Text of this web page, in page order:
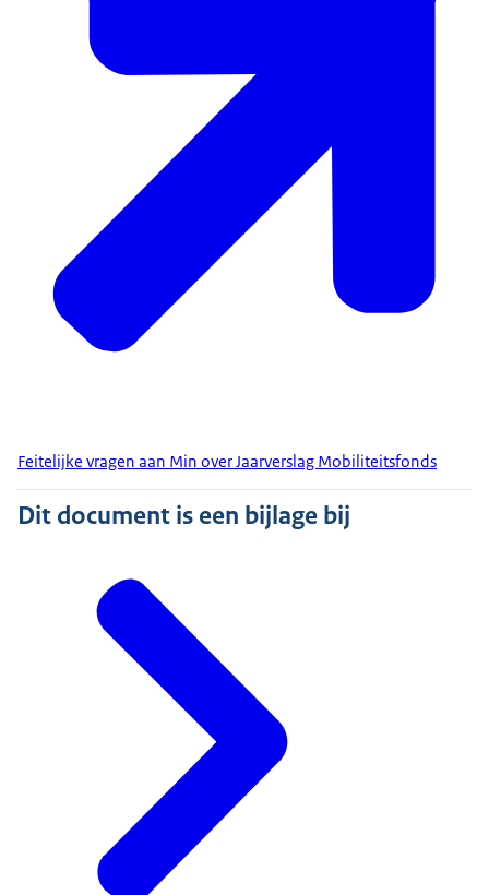
Feitelijke vragen aan Min over Jaarverslag Mobiliteitsfonds
Dit document is een bijlage bij